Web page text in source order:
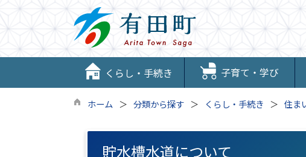
くらし・手続き 子育て・学び
ホーム 分類から探す くらし・手続き 住ま
貯水槽水道について